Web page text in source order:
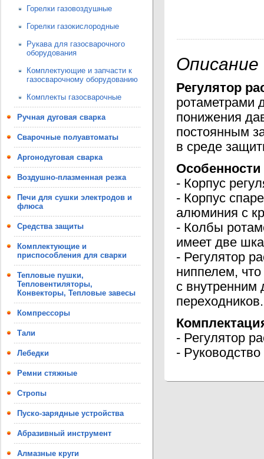
Горелки газовоздушные
Горелки газокислородные
Рукава для газосварочного
оборудования
Комплектующие и запчасти к
газосварочному оборудованию
Комплекты газосварочные
Ручная дуговая сварка
Сварочные полуавтоматы
Аргонодуговая сварка
Воздушно-плазменная резка
Печи для сушки электродов и
флюса
Средства защиты
Комплектующие и
приспособления для сварки
Тепловые пушки,
Тепловентиляторы,
Конвекторы, Тепловые завесы
Компрессоры
Тали
Лебедки
Ремни стяжные
Стропы
Пуско-зарядные устройства
Абразивный инструмент
Алмазные круги
Описание
Регулятор
ротаметрами
понижения
постоянным
в среде
Особенности
- Корпус
- Корпус
алюминия с
- Колбы
имеет две
- Регулятор
ниппелем, что
с внутренним
переходников.
- Регулятор
-